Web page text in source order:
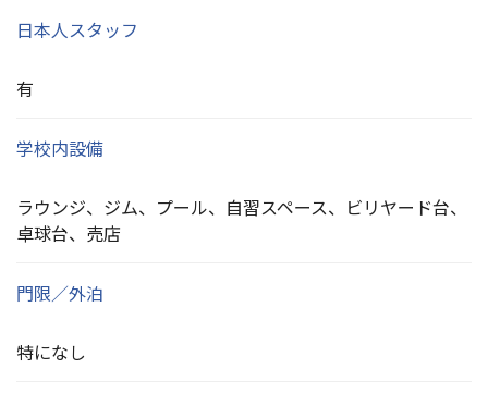
日本人スタッフ
有
学校内設備
ラウンジ、ジム、プール、自習スペース、ビリヤード台、
卓球台、売店
門限／外泊
特になし